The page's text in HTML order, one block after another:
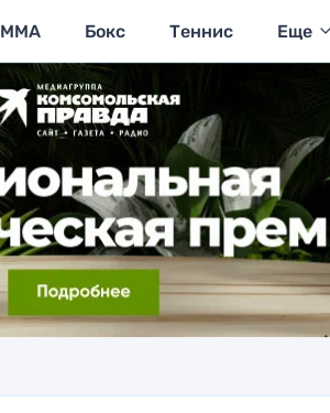
MMA Бокс Теннис Еще